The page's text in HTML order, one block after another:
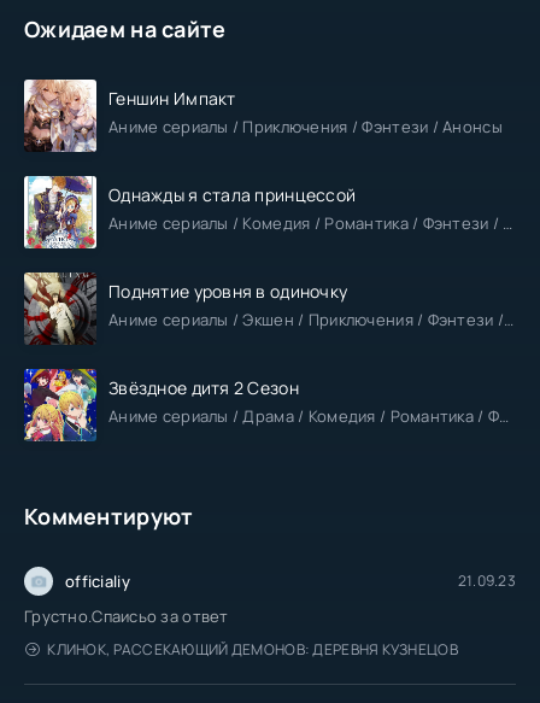
Ожидаем на сайте
Геншин Импакт
Аниме сериалы / Приключения / Фэнтези / Анонсы
Однажды я стала принцессой
Аниме сериалы / Комедия / Романтика / Фэнтези / Анонсы
Поднятие уровня в одиночку
Аниме сериалы / Экшен / Приключения / Фэнтези / Анонсы
Звёздное дитя 2 Сезон
Аниме сериалы / Драма / Комедия / Романтика / Фантастика / Анонсы
Комментируют
officialiy 21.09.23
Грустно.Спаисьо за ответ
КЛИНОК, РАССЕКАЮЩИЙ ДЕМОНОВ: ДЕРЕВНЯ КУЗНЕЦОВ